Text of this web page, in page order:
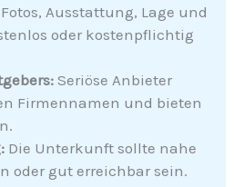
Fotos, Ausstattung, Lage und
oder kostenpflichtig
Seriöse Anbieter
Firmennamen und bieten
Die Unterkunft sollte nahe
oder gut erreichbar sein.